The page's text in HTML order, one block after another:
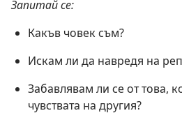
Запитай се:
Какъв човек съм?
Искам ли да навредя на
Забавлявам ли се от това,
чувствата на другия?